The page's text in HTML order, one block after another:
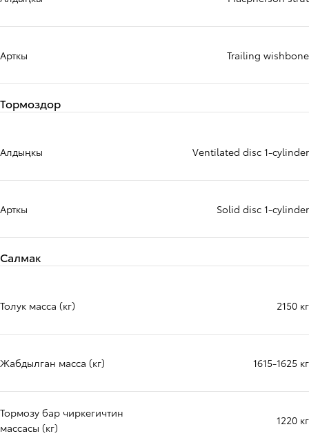
Арткы Trailing wishbone
Тормоздор
Алдыңкы Ventilated disc 1-cylinder
Арткы Solid disc 1-cylinder
Салмак
Толук масса (кг) 2150 кг
Жабдылган масса (кг) 1615-1625 кг
Тормозу бар чиркегичтин
массасы (кг)
1220 кг